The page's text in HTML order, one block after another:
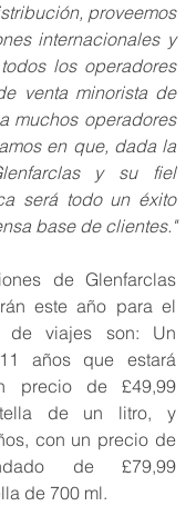
proveemos
internacionales y
los operadores
venta minorista de
muchos operadores
en que, dada la
y su fiel
será todo un éxito
base de clientes."
de Glenfarclas
este año para el
de viajes son: Un
años que estará
precio de £49,99
de un litro, y
con un precio de
de £79,99
de 700 ml.